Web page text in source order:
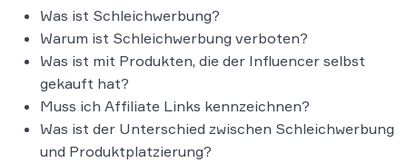
Was ist Schleichwerbung?
Warum ist Schleichwerbung verboten?
Was ist mit Produkten, die der Influencer selbst
gekauft hat?
Muss ich Affiliate Links kennzeichnen?
Was ist der Unterschied zwischen Schleichwerbung
und Produktplatzierung?